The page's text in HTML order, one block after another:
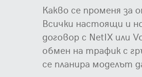
Какво се променя за
Всички настоящи и
договор с NetIX или
обмен на трафик с
се планира моделът